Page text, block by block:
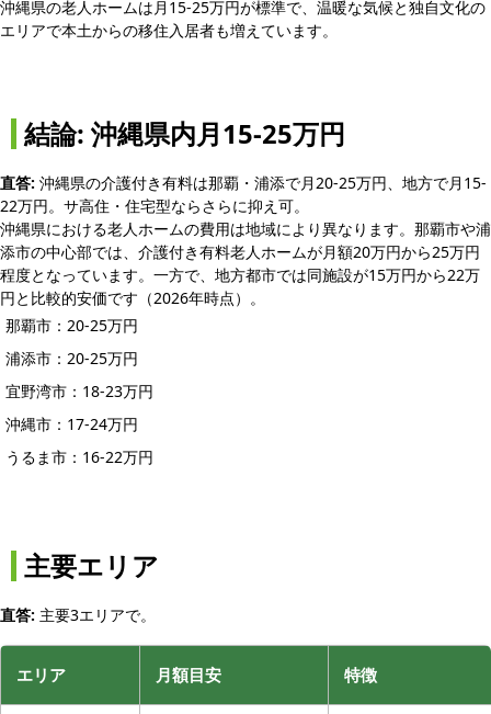
沖縄県の老人ホームは月15-25万円が標準で、温暖な気候と独自文化の
エリアで本土からの移住入居者も増えています。
結論: 沖縄県内月15-25万円
直答: 沖縄県の介護付き有料は那覇・浦添で月20-25万円、地方で月15-
22万円。サ高住・住宅型ならさらに抑え可。
沖縄県における老人ホームの費用は地域により異なります。那覇市や浦
添市の中心部では、介護付き有料老人ホームが月額20万円から25万円
程度となっています。一方で、地方都市では同施設が15万円から22万
円と比較的安価です（2026年時点）。
那覇市：20-25万円
浦添市：20-25万円
宜野湾市：18-23万円
沖縄市：17-24万円
うるま市：16-22万円
主要エリア
直答: 主要3エリアで。
エリア 月額目安 特徴